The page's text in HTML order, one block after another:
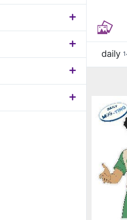
daily